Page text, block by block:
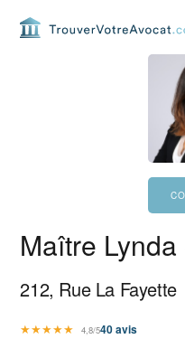
Maître
212, Rue La Fayette
★★★★★ 4,8/540avis